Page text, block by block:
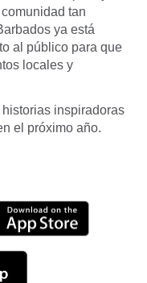
tan
ya está
al público para que
locales y
inspiradoras
el próximo año.